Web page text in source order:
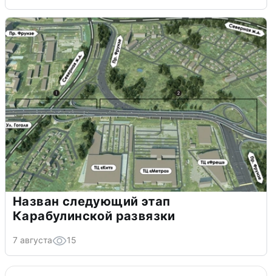
Назван следующий этап
Карабулинской развязки
7 августа 15